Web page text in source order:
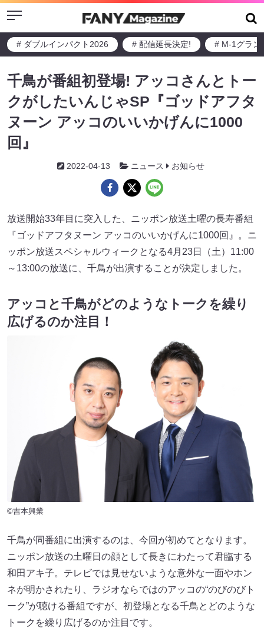
Menu
# ダブルインパクト2026 # 配信延長決定! # M-1グラン
千鳥が番組初登場! アッコさんとトー
クがしたいんじゃSP『ゴッドアフタ
ヌーン アッコのいいかげんに1000
回』
2022-04-13 ニュース お知らせ
放送開始33年目に突入した、ニッポン放送土曜の長寿番組
『ゴッドアフタヌーン アッコのいいかげんに1000回』。ニ
ッポン放送スペシャルウィークとなる4月23日（土）11:00
～13:00の放送に、千鳥が出演することが決定しました。
アッコと千鳥がどのようなトークを繰り
広げるのか注目！
©吉本興業
千鳥が同番組に出演するのは、今回が初めてとなります。
ニッポン放送の土曜日の顔として長きにわたって君臨する
和田アキ子。テレビでは見せないような意外な一面やホン
ネが明かされたり、ラジオならではのアッコの“のびのびト
ーク”が聴ける番組ですが、初登場となる千鳥とどのような
トークを繰り広げるのか注目です。